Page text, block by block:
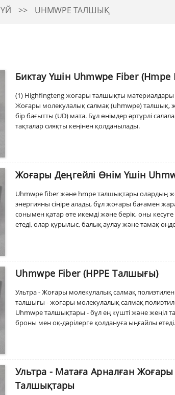
ҮЙ UHMWPE ТАЛШЫҚ
Биктау Үшін Uhmwpe Fiber (hmpe
(1) Highfingteng жоғары талшықты материалдары
Жоғары молекулалық салмақ (uhmwpe) талшық,
бір бағытты (UD) мата. Бұл өнімдер әртүрлі
тақталар сияқты кеңінен қолданылады.
Жоғары Деңгейлі Өнім Үшін
Uhmwpe fiber және hmpe талшықтары олардың
энергияны сіңіре алады, бұл жоғары бағамен
сонымен қатар өте икемді және берік, оны
етеді, олар құрылыс, балық аулау және тамақ
Uhmwpe Fiber (HPPE Талшығы)
Ультра - Жоғары молекулалық салмақ
талшығы - жоғары молекулалық салмақ
Uhmwpe талшықтары - бұл ең күшті және жеңіл
броны мен оқ-дәрілерге қолдануға ыңғайлы
жасайды. Сонымен қатар, UHMWPE талшықтары
Ультра - Матаға Арналған
Талшықтары